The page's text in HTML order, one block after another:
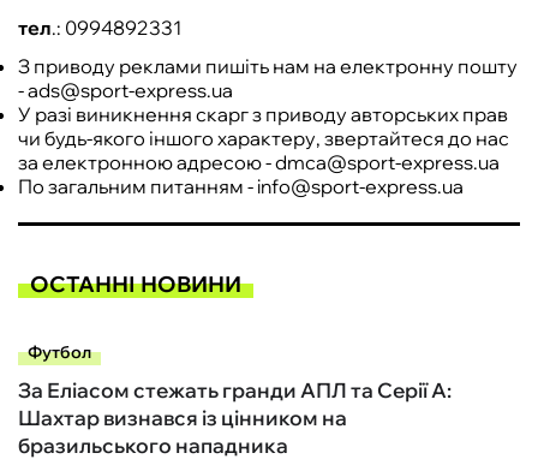
тел.: 0994892331
З приводу реклами пишіть нам на електронну пошту
-ads@sport-express.ua
У разі виникнення скарг з приводу авторських прав
чи будь-якого іншого характеру, звертайтеся до нас
за електронною адресою -dmca@sport-express.ua
По загальним питанням - info@sport-express.ua
ОСТАННІ НОВИНИ
Футбол
За Еліасом стежать гранди АПЛ та Серії А:
Шахтар визнався із цінником на
бразильського нападника